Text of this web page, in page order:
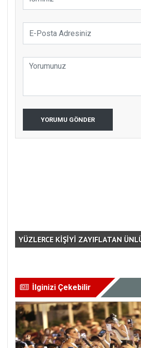
YORUMU GÖNDER
YÜZLERCE KİŞİYİ ZAYIFLATAN
İlginizi Çekebilir